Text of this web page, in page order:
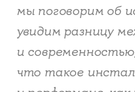
мы поговорим об
увидим разницу
и
что такое